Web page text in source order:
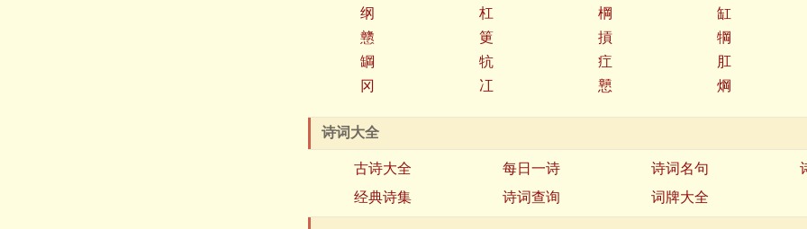
纲
杠 棡
缸
戆
筻 摃
犅
罁
牨 疘
肛
冈
冮 戅 焵
诗词大全
古诗大全 每日一诗 诗词名句
经典诗集
诗词查询 词牌大全